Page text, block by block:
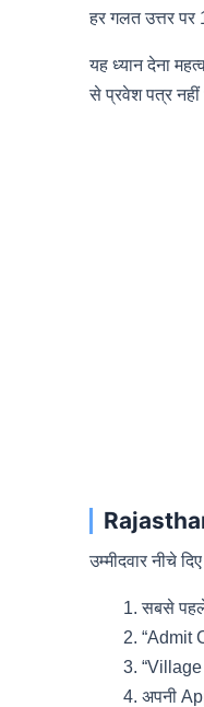
हर गलत उत्तर पर
यह ध्यान देना
से प्रवेश पत्र नहीं
उम्मीदवार नीचे
सबसे
“Admit
अपनी